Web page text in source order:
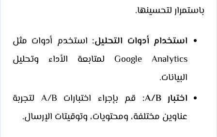
باستمرار لتحسينها.
استخدام أدوات التحليل: استخدم أدوات مثل
Google Analytics لمتابعة الأداء وتحليل
البيانات.
اختبار A/B:
قم بإجراء اختبارات A/B لتجربة
عناوين مختلفة، ومحتويات، وتوقيتات الإرسال.